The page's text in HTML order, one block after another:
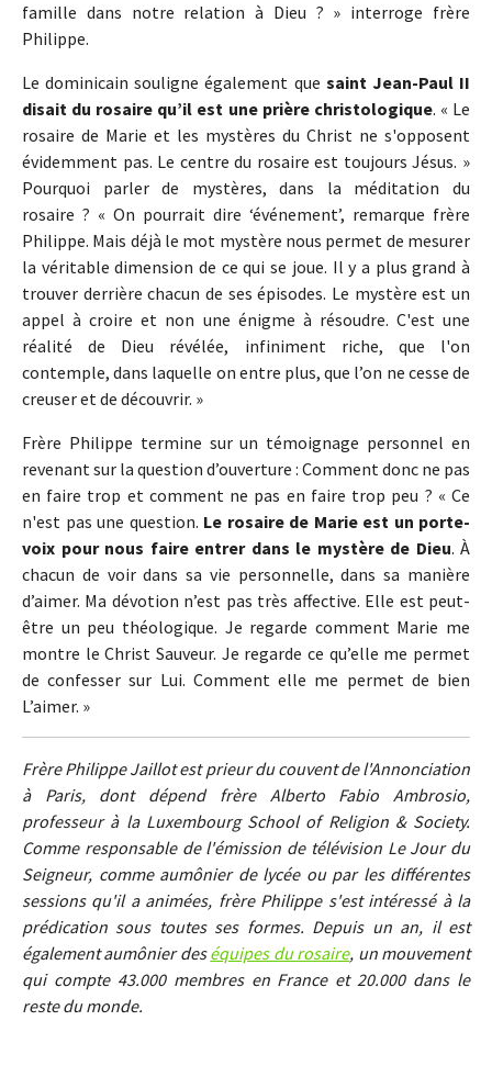
famille dans notre relation à Dieu ? » interroge frère
Philippe.
Le dominicain souligne également que saint Jean-Paul II
disait du rosaire qu’il est une prière christologique. « Le
rosaire de Marie et les mystères du Christ ne s'opposent
évidemment pas. Le centre du rosaire est toujours Jésus. »
Pourquoi parler de mystères, dans la méditation du
rosaire ? « On pourrait dire ‘événement’, remarque frère
Philippe. Mais déjà le mot mystère nous permet de mesurer
la véritable dimension de ce qui se joue. Il y a plus grand à
trouver derrière chacun de ses épisodes. Le mystère est un
appel à croire et non une énigme à résoudre. C'est une
réalité de Dieu révélée, infiniment riche, que l'on
contemple, dans laquelle on entre plus, que l’on ne cesse de
creuser et de découvrir. »
Frère Philippe termine sur un témoignage personnel en
revenant sur la question d’ouverture : Comment donc ne pas
en faire trop et comment ne pas en faire trop peu ? « Ce
n'est pas une question. Le rosaire de Marie est un porte-
voix pour nous faire entrer dans le mystère de Dieu. À
chacun de voir dans sa vie personnelle, dans sa manière
d’aimer. Ma dévotion n’est pas très affective. Elle est peut-
être un peu théologique. Je regarde comment Marie me
montre le Christ Sauveur. Je regarde ce qu’elle me permet
de confesser sur Lui. Comment elle me permet de bien
L’aimer. »
Frère Philippe Jaillot est prieur du couvent de l'Annonciation
à Paris, dont dépend frère Alberto Fabio Ambrosio,
professeur à la Luxembourg School of Religion & Society.
Comme responsable de l'émission de télévision Le Jour du
Seigneur, comme aumônier de lycée ou par les différentes
sessions qu'il a animées, frère Philippe s'est intéressé à la
prédication sous toutes ses formes. Depuis un an, il est
également aumônier deséquipes du rosaire, un mouvement
qui compte 43.000 membres en France et 20.000 dans le
reste du monde.